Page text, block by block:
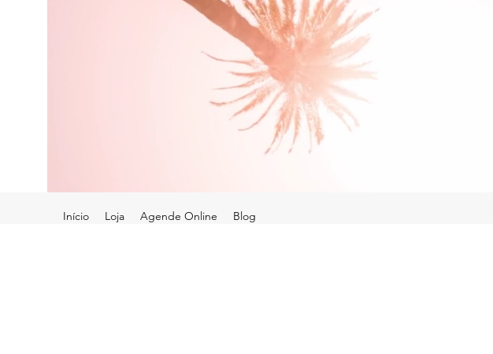
Início Loja Agende Online Blog